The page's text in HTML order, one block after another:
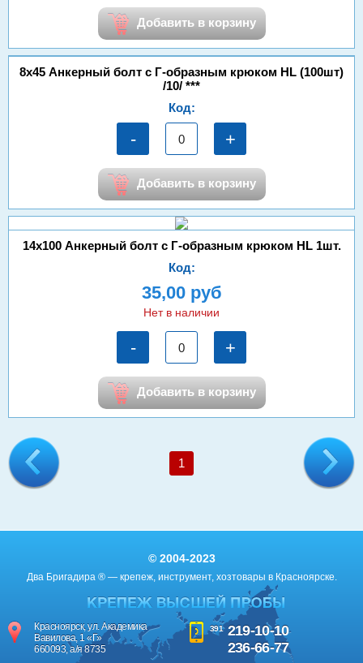
Добавить в корзину
8х45 Анкерный болт с Г-образным крюком HL (100шт)
/10/ ***
Код:
- +
Добавить в корзину
14х100 Анкерный болт с Г-образным крюком HL 1шт.
Код:
35,00 руб
Нет в наличии
- +
Добавить в корзину
1
© 2004-2023
Два Бригадира ® — крепеж, инструмент, хозтовары в Красноярске.
Красноярск, ул. Академика
Вавилова, 1 «Г»
660093, а/я 8735
391 219-10-10
236-66-77